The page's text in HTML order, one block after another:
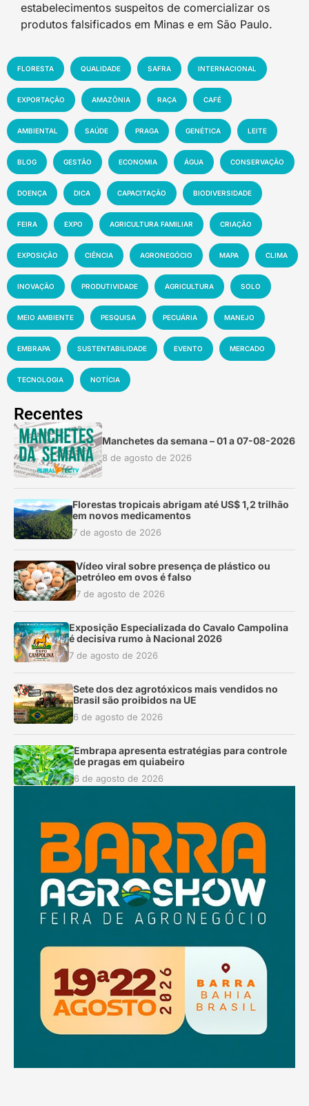
estabelecimentos suspeitos de comercializar os
produtos falsificados em Minas e em São Paulo.
FLORESTA QUALIDADE SAFRA INTERNACIONAL
EXPORTAÇÃO AMAZÔNIA RAÇA CAFÉ
AMBIENTAL SAÚDE PRAGA GENÉTICA LEITE
BLOG GESTÃO ECONOMIA ÁGUA CONSERVAÇÃO
DOENÇA DICA CAPACITAÇÃO BIODIVERSIDADE
FEIRA EXPO AGRICULTURA FAMILIAR CRIAÇÃO
EXPOSIÇÃO CIÊNCIA AGRONEGÓCIO MAPA CLIMA
INOVAÇÃO PRODUTIVIDADE AGRICULTURA SOLO
MEIO AMBIENTE PESQUISA PECUÁRIA MANEJO
EMBRAPA SUSTENTABILIDADE EVENTO MERCADO
TECNOLOGIA NOTÍCIA
Recentes
Manchetes da semana – 01 a 07-08-2026
8 de agosto de 2026
Florestas tropicais abrigam até US$ 1,2 trilhão
em novos medicamentos
7 de agosto de 2026
Vídeo viral sobre presença de plástico ou
petróleo em ovos é falso
7 de agosto de 2026
Exposição Especializada do Cavalo Campolina
é decisiva rumo à Nacional 2026
7 de agosto de 2026
Sete dos dez agrotóxicos mais vendidos no
Brasil são proibidos na UE
6 de agosto de 2026
Embrapa apresenta estratégias para controle
de pragas em quiabeiro
6 de agosto de 2026